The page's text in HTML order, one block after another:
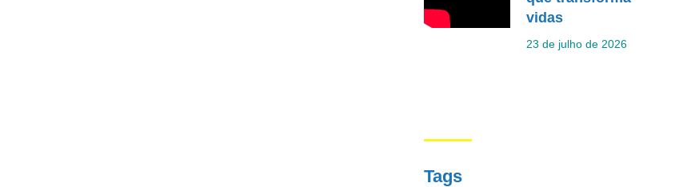
vidas
23 de julho de 2026
Tags